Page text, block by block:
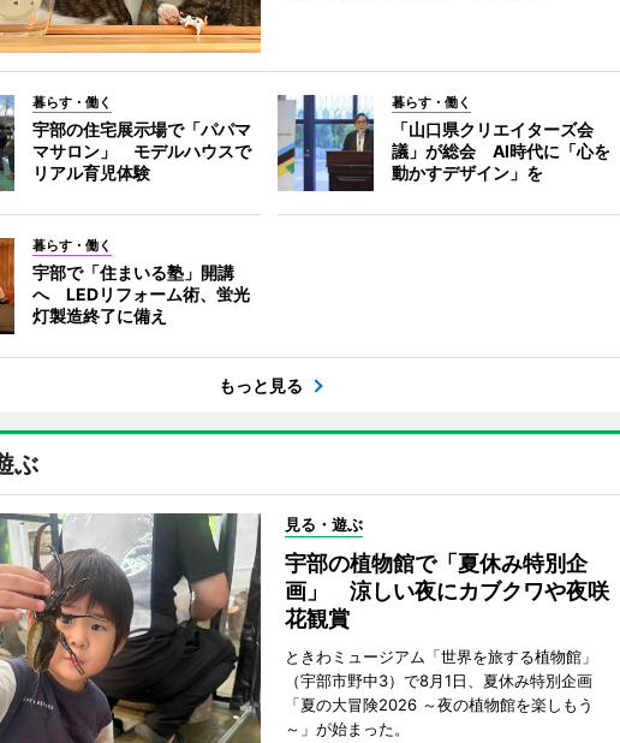
暮らす・働く
宇部の住宅展示場で「パパマ
マサロン」 モデルハウスで
リアル育児体験
暮らす・働く
「山口県クリエイターズ会
議」が総会 AI時代に「心を
動かすデザイン」を
暮らす・働く
宇部で「住まいる塾」開講
へ LEDリフォーム術、蛍光
灯製造終了に備え
もっと見る
ぶ
見る・遊ぶ
宇部の植物館で「夏休み特別企
画」 涼しい夜にカブクワや夜咲
花観賞
ときわミュージアム「世界を旅する植物館」
（宇部市野中3）で8月1日、夏休み特別企画
「夏の大冒険2026 ～夜の植物館を楽しもう
～」が始まった。